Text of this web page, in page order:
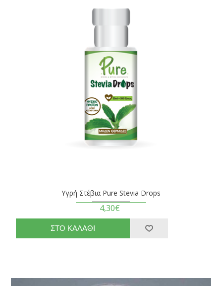
Υγρή Στέβια Pure Stevia Drops
4,30€